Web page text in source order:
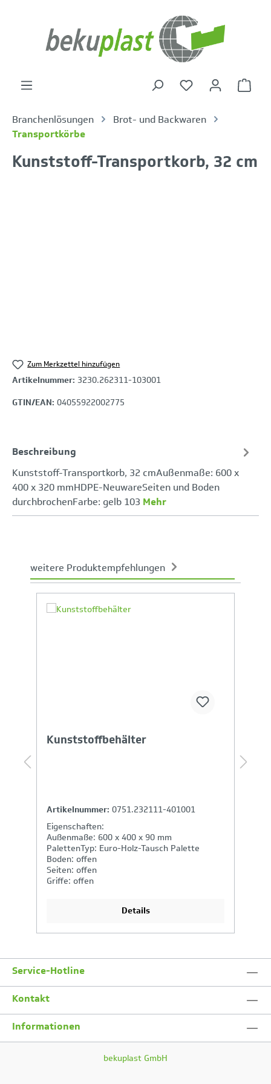
Branchenlösungen
Brot- und Backwaren
Transportkörbe
Kunststoff-Transportkorb, 32 cm
Zum Merkzettel hinzufügen
Artikelnummer: 3230.262311-103001
GTIN/EAN: 04055922002775
Beschreibung
Kunststoff-Transportkorb, 32 cmAußenmaße: 600 x
400 x 320 mmHDPE-NeuwareSeiten und Boden
durchbrochenFarbe: gelb 103 Mehr
weitere Produktempfehlungen
Ihr Produktvergleich ist voll
Kunststoffbehälter
Artikelnummer: 0751.232111-401001
Eigenschaften:
Außenmaße: 600 x 400 x 90 mm
PalettenTyp: Euro-Holz-Tausch Palette
Boden: offen
Seiten: offen
Griffe: offen
Details
Service-Hotline
Kontakt
Informationen
bekuplast GmbH